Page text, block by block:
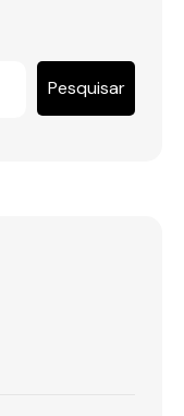
Pesquisar